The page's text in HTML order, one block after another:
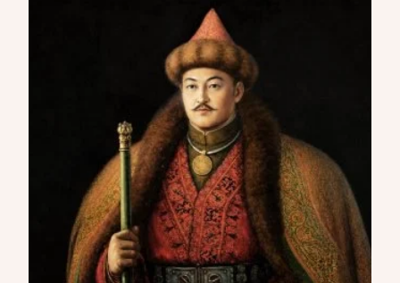
АРНАЙЫ ЖОБАЛАР
ОРТАЛЫҚ АЗИЯ
ТАРИХ ДӘМІ
КСРО-ДАҒЫ ҚУҒЫН-СҮРГІН
ЭЛЕМЕНТТЕР
ҒЫЛЫМ ТАРИХЫ
МАМАНДЫҚТАР
АҚПАРАТТЫ ПАЙДАЛАНУ
ҚҰПИЯЛЫЛЫҚ САЯСАТЫ
QALAM ЖОБАСЫ ТУРАЛЫ
QALAM-ДАҒЫ ЖАРНАМА
БІЗДІҢ АВТОРЛАР